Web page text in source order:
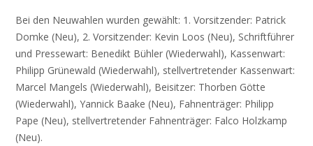
Bei den Neuwahlen wurden gewählt: 1. Vorsitzender: Patrick
Domke (Neu), 2. Vorsitzender: Kevin Loos (Neu), Schriftführer
und Pressewart: Benedikt Bühler (Wiederwahl), Kassenwart:
Philipp Grünewald (Wiederwahl), stellvertretender Kassenwart:
Marcel Mangels (Wiederwahl), Beisitzer: Thorben Götte
(Wiederwahl), Yannick Baake (Neu), Fahnenträger: Philipp
Pape (Neu), stellvertretender Fahnenträger: Falco Holzkamp
(Neu).